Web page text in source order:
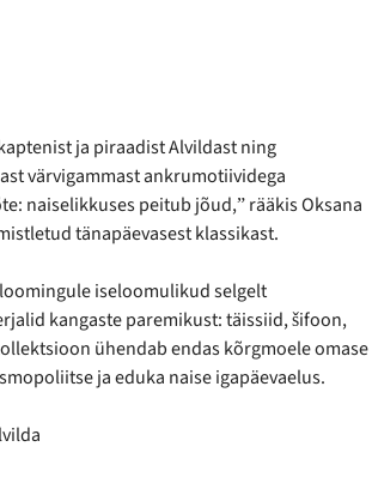
ja piraadist Alvildast ning
värvigammast ankrumotiividega
naiselikkuses peitub jõud,ˮ rääkis Oksana
tänapäevasest klassikast.
iseloomulikud selgelt
kangaste paremikust: täissiid, šifoon,
ühendab endas kõrgmoele omase
ja eduka naise igapäevaelus.